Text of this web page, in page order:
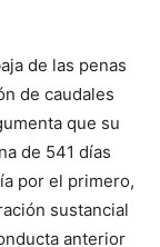
de las penas
de caudales
que su
de 541 días
por el primero,
sustancial
anterior